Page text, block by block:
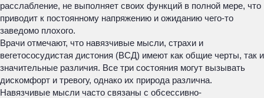
расслабление, не выполняет своих функций в полной мере, что
приводит к постоянному напряжению и ожиданию чего-то
заведомо плохого.
Врачи отмечают, что навязчивые мысли, страхи и
вегетососудистая дистония (ВСД) имеют как общие черты, так и
значительные различия. Все три состояния могут вызывать
дискомфорт и тревогу, однако их природа различна.
Навязчивые мысли часто связаны с обсессивно-